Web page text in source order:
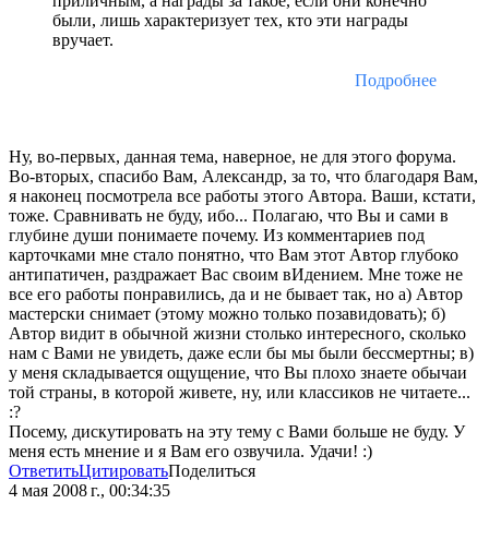
были, лишь характеризует тех, кто эти награды
вручает.
Подробнее
Ну, во-первых, данная тема, наверное, не для этого форума.
Во-вторых, спасибо Вам, Александр, за то, что благодаря Вам,
я наконец посмотрела все работы этого Автора. Ваши, кстати,
тоже. Сравнивать не буду, ибо... Полагаю, что Вы и сами в
глубине души понимаете почему. Из комментариев под
карточками мне стало понятно, что Вам этот Автор глубоко
антипатичен, раздражает Вас своим вИдением. Мне тоже не
все его работы понравились, да и не бывает так, но а) Автор
мастерски снимает (этому можно только позавидовать); б)
Автор видит в обычной жизни столько интересного, сколько
нам с Вами не увидеть, даже если бы мы были бессмертны; в)
у меня складывается ощущение, что Вы плохо знаете обычаи
той страны, в которой живете, ну, или классиков не читаете...
:?
Посему, дискутировать на эту тему с Вами больше не буду. У
меня есть мнение и я Вам его озвучила. Удачи! :)
ОтветитьЦитироватьПоделиться
4 мая 2008 г., 00:34:35